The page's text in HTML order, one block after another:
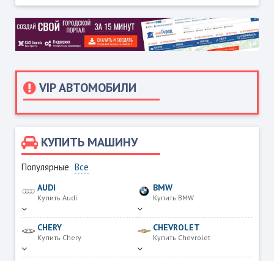
VIP АВТОМОБИЛИ
КУПИТЬ МАШИНУ
Популярные Все
AUDI
Купить Audi
BMW
Купить BMW
CHERY
Купить Chery
CHEVROLET
Купить Chevrolet